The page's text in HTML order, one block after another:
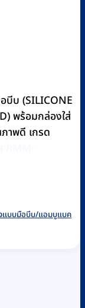
บีบ (SILICONE
พร้อมกล่องใส่
าพดี เกรด
แบบมือบีบ/แอมบูแบค